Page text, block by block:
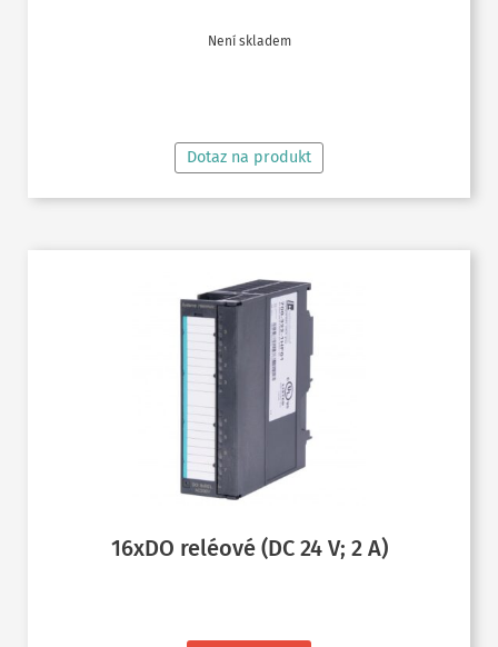
Není skladem
Dotaz na produkt
16xDO reléové (DC 24 V; 2 A)